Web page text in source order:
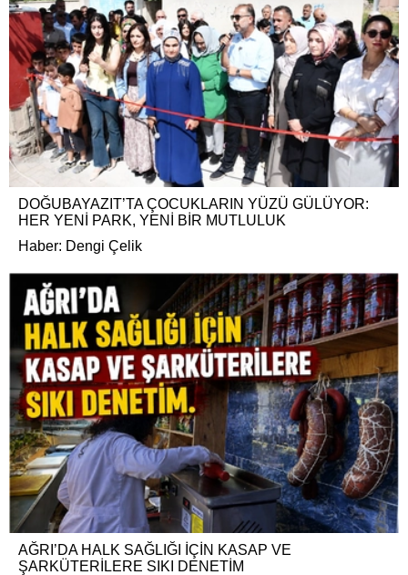
DOĞUBAYAZIT’TA ÇOCUKLARIN YÜZÜ GÜLÜYOR:
HER YENİ PARK, YENİ BİR MUTLULUK
Haber: Dengi Çelik
AĞRI’DA HALK SAĞLIĞI İÇİN KASAP VE
ŞARKÜTERİLERE SIKI DENETİM